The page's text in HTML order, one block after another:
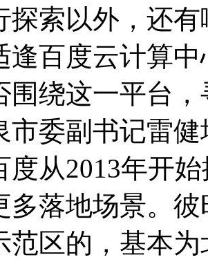
探索以外，还
逢百度云计算
围绕这一平台
市委副书记雷
度从2013年开
多落地场景。
范区的，基本